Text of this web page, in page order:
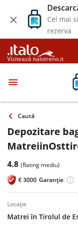
Cel mai
rezerva
Vizitează italotreno.it
Caută
Depozitare
4.8 (Rating mediu)
€3000 Garanție
locație
Matrei în Tirolul de